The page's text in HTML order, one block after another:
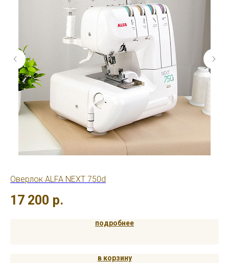
Оверлок ALFA NEXT 750d
17 200 р.
подробнее
в корзину